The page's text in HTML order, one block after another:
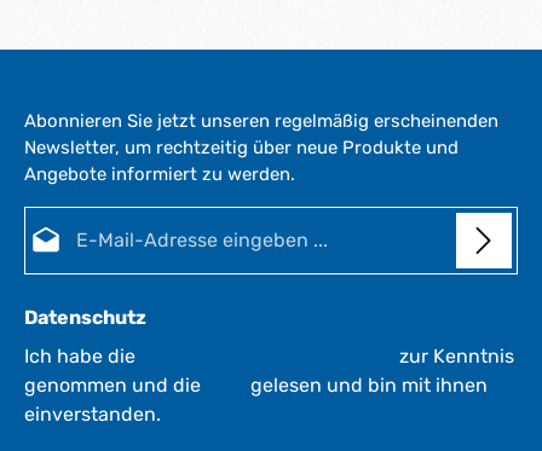
Abonnieren Sie jetzt unseren regelmäßig erscheinenden
Newsletter, um rechtzeitig über neue Produkte und
Angebote informiert zu werden.
Datenschutz
Ich habe die
zur Kenntnis
genommen und die
gelesen und bin mit ihnen
einverstanden.